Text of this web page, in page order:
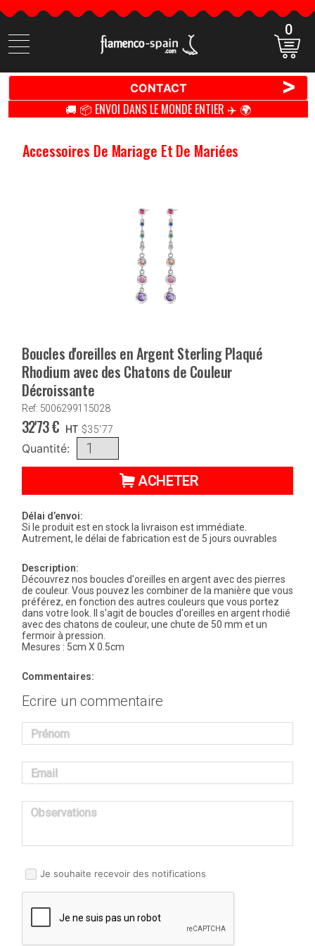
Cherchez
des
0
CONTACT >
🚚 📦 ENVOI DANS LE MONDE ENTIER ✈️ 🌍
Accessoires De Mariage Et De Mariées
Boucles d'oreilles en Argent Sterling Plaqué
Rhodium avec des Chatons de Couleur
Décroissante
Ref: 5006299115028
32'73€ HT $35'77
Quantité:
ACHETER
Délai d’envoi:
Si le produit est en stock la livraison est immédiate.
Autrement, le délai de fabrication est de 5 jours ouvrables
Description:
Découvrez nos boucles d'oreilles en argent avec des pierres
de couleur. Vous pouvez les combiner de la manière que vous
préférez, en fonction des autres couleurs que vous portez
dans votre look. Il s'agit de boucles d'oreilles en argent rhodié
avec des chatons de couleur, une chute de 50 mm et un
fermoir à pression.
Mesures : 5cm X 0.5cm
Commentaires:
Ecrire un commentaire
Prénom
Email
Observations
Je souhaite recevoir des notifications